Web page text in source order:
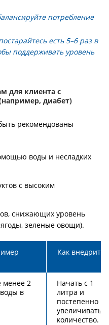
потребление
есть 5–6 раз в
поддерживать уровень
для клиента с
диабет)
рекомендованы
воды и несладких
с высоким
снижающих уровень
зеленые овощи).
Как внедрить
менее 2
в
Начать с 1
литра и
постепенно
увеличивать
количество.